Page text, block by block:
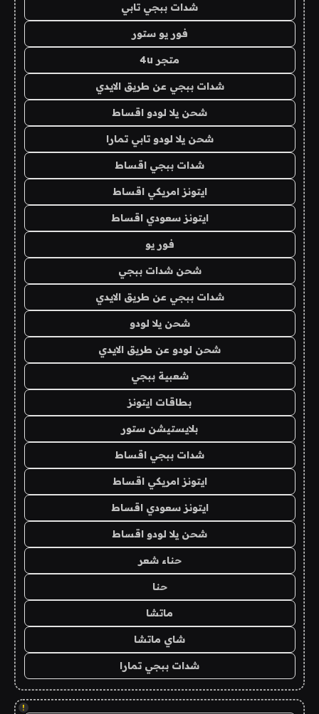
شدات ببجي تابي
فور يو ستور
متجر 4u
شدات ببجي عن طريق الايدي
شحن يلا لودو اقساط
شحن يلا لودو تابي تمارا
شدات ببجي اقساط
ايتونز امريكي اقساط
ايتونز سعودي اقساط
فور يو
شحن شدات ببجي
شدات ببجي عن طريق الايدي
شحن يلا لودو
شحن لودو عن طريق الايدي
شعبية ببجي
بطاقات ايتونز
بلايستيشن ستور
شدات ببجي اقساط
ايتونز امريكي اقساط
ايتونز سعودي اقساط
شحن يلا لودو اقساط
حناء شعر
حنا
ماتشا
شاي ماتشا
شدات ببجي تمارا
!